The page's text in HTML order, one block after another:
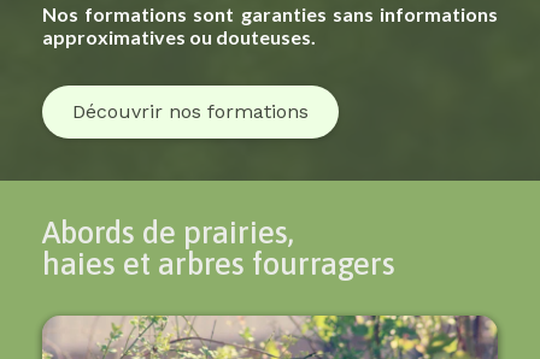
Nos formations sont garanties sans informations
approximatives ou douteuses.
Découvrir nos formations
Abords de prairies,
haies et arbres fourragers